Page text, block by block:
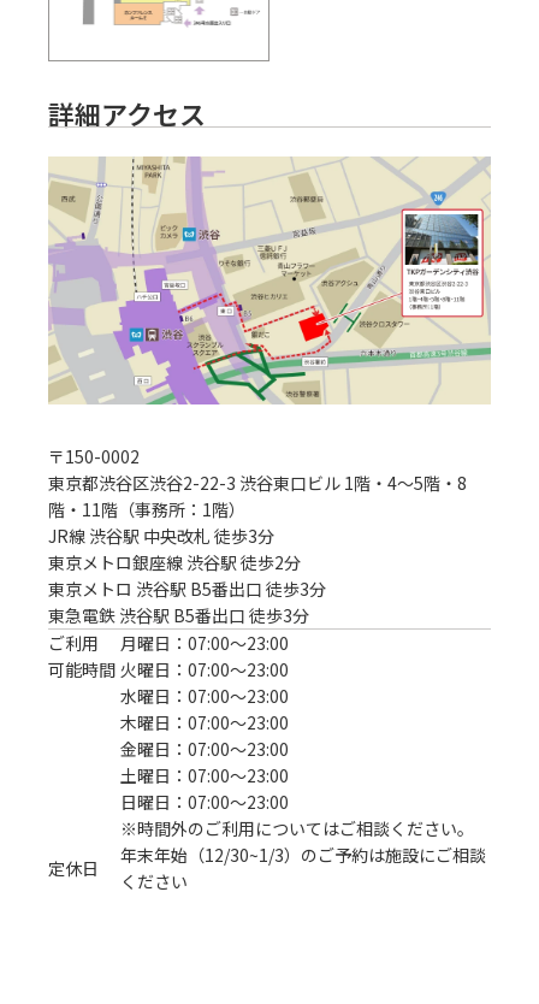
詳細アクセス
〒150-0002
東京都渋谷区渋谷2-22-3 渋谷東口ビル 1階・4～5階・8
階・11階（事務所：1階）
JR線 渋谷駅 中央改札 徒歩3分
東京メトロ銀座線 渋谷駅 徒歩2分
東京メトロ 渋谷駅 B5番出口 徒歩3分
東急電鉄 渋谷駅 B5番出口 徒歩3分
ご利用
可能時間
月曜日：07:00〜23:00
火曜日：07:00〜23:00
水曜日：07:00〜23:00
木曜日：07:00〜23:00
金曜日：07:00〜23:00
土曜日：07:00〜23:00
日曜日：07:00〜23:00
※時間外のご利用についてはご相談ください。
定休日
年末年始（12/30~1/3）のご予約は施設にご相談
ください